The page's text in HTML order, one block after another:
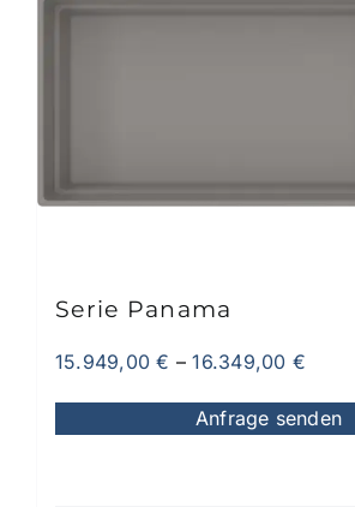
Serie Panama
15.949,00€ –16.349,00 €
Anfrage senden